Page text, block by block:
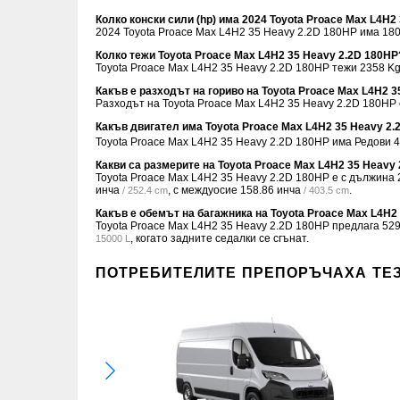
Колко конски сили (hp) има 2024 Toyota Proace Max
2024 Toyota Proace Max L4H2 35 Heavy 2.2D 180HP има
Колко тежи Toyota Proace Max L4H2 35 Heavy 2.2D
Toyota Proace Max L4H2 35 Heavy 2.2D 180HP тежи 2358
Какъв е разходът на гориво на Toyota Proace Max L4H2
Разходът на Toyota Proace Max L4H2 35 Heavy 2.2D 180HP
Какъв двигател има Toyota Proace Max L4H2 35 Heavy
Toyota Proace Max L4H2 35 Heavy 2.2D 180HP има Редови
Какви са размерите на Toyota Proace Max L4H2 35 Heavy
Toyota Proace Max L4H2 35 Heavy 2.2D 180HP е с дължина
инча / 252.4 cm, с междуосие 158.86 инча / 403.5 cm.
Какъв е обемът на багажника на Toyota Proace Max
Toyota Proace Max L4H2 35 Heavy 2.2D 180HP предлага
15000 L , когато задните седалки се сгънат.
ПОТРЕБИТЕЛИТЕ ПРЕПОРЪЧАХА